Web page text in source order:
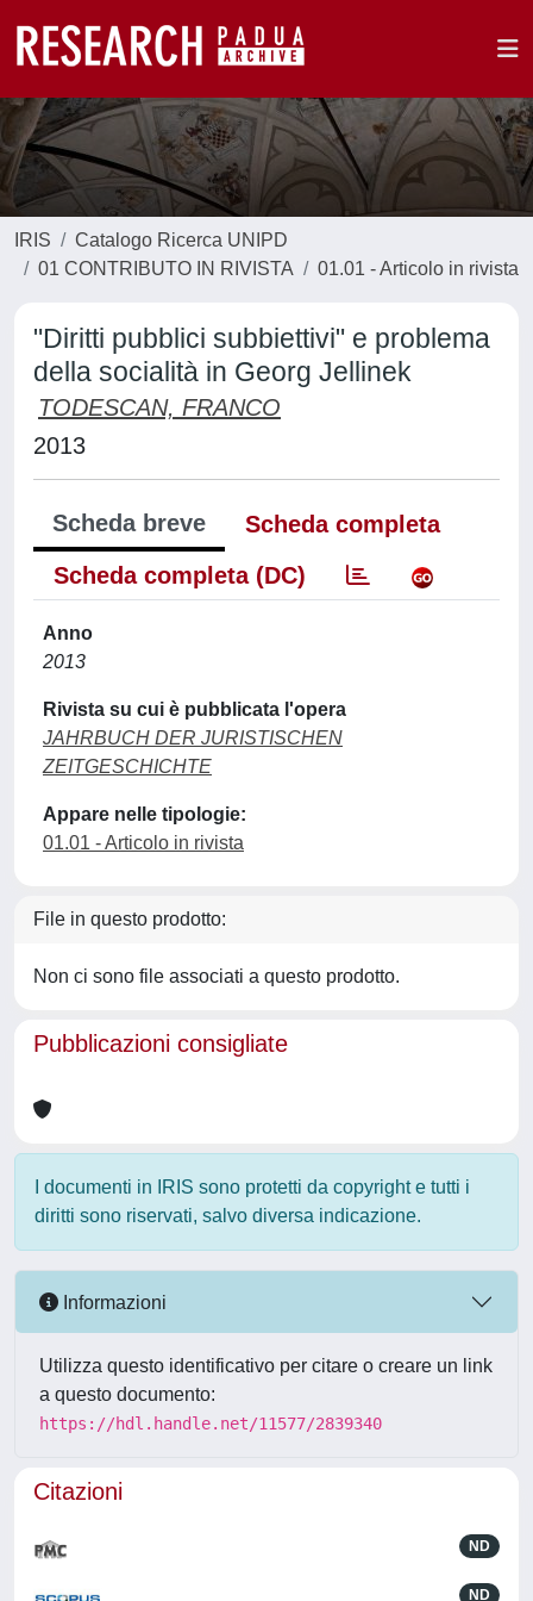
IRIS
Catalogo Ricerca UNIPD
01 CONTRIBUTO IN RIVISTA
01.01 - Articolo in rivista
"Diritti pubblici subbiettivi" e problema
della socialità in Georg Jellinek
TODESCAN, FRANCO
2013
Scheda breve
Scheda completa
Scheda completa (DC)
Anno
2013
Rivista su cui è pubblicata l'opera
JAHRBUCH DER JURISTISCHEN
ZEITGESCHICHTE
Appare nelle tipologie:
01.01 - Articolo in rivista
File in questo prodotto:
Non ci sono file associati a questo prodotto.
Pubblicazioni consigliate
I documenti in IRIS sono protetti da copyright e tutti i
diritti sono riservati, salvo diversa indicazione.
Informazioni
Utilizza questo identificativo per citare o creare un link
a questo documento:
https://hdl.handle.net/11577/2839340
Citazioni
ND
ND